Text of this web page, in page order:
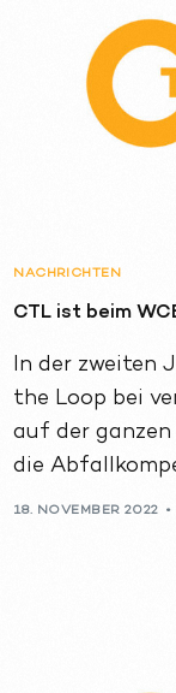
NACHRICHTEN
CTL ist beim
In der zweiten
the Loop bei
auf der
die
18. NOVEMBER 2022